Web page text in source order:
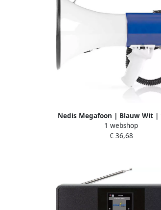
Nedis Megafoon | Blauw Wit |
MEPH200WT
1 webshop
€ 36,68